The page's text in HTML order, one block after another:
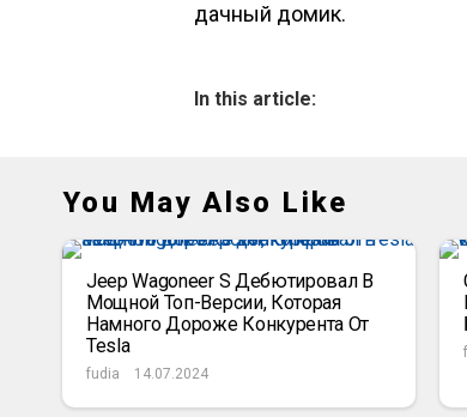
дачный домик.
In this article:
You May Also Like
Jeep Wagoneer S Дебютировал В
Мощной Топ-Версии, Которая
Намного Дороже Конкурента От
Tesla
fudia 14.07.2024